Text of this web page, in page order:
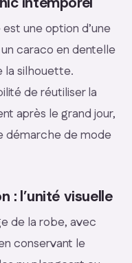
une option d’une
caraco en dentelle
la silhouette.
de réutiliser la
après le grand jour,
démarche de mode
: l’unité visuelle
de la robe, avec
conservant le